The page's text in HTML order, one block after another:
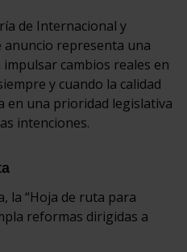
de Internacional y
anuncio representa una
cambios reales en
y cuando la calidad
en una prioridad legislativa
intenciones.
la “Hoja de ruta para
reformas dirigidas a